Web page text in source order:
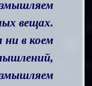
вещах.
в коем